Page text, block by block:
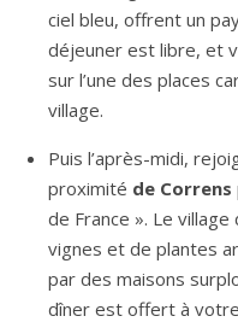
ciel bleu, offrent un
déjeuner est libre, et
sur l’une des places
village.
Puis l’après-midi,
proximité de Correns
de France ». Le
vignes et de plantes
par des maisons
dîner est offert à